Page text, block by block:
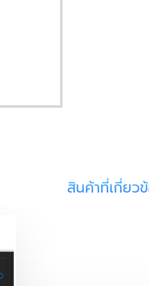
สินค้าที่เกี่ยว